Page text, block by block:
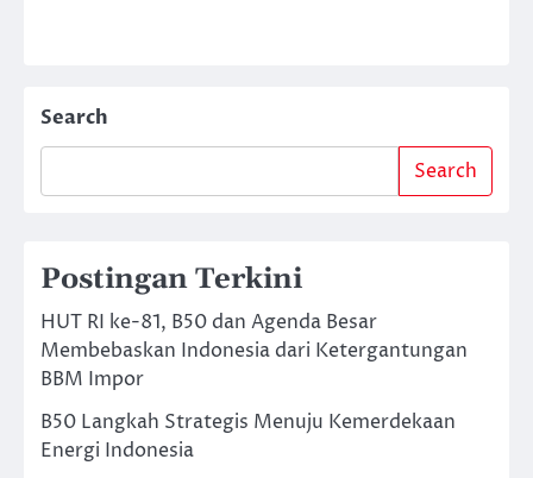
Search
Search
Postingan Terkini
HUT RI ke-81, B50 dan Agenda Besar
Membebaskan Indonesia dari Ketergantungan
BBM Impor
B50 Langkah Strategis Menuju Kemerdekaan
Energi Indonesia